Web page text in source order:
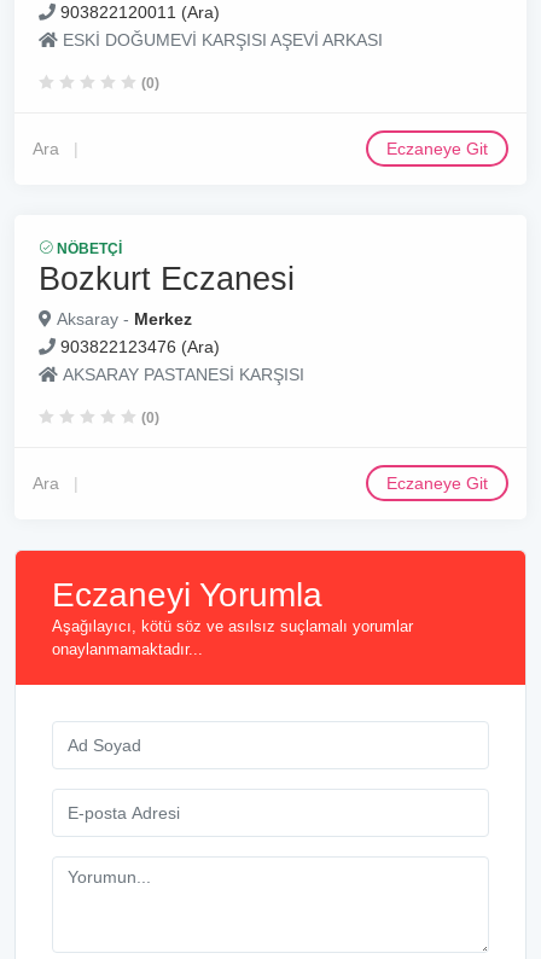
903822120011 (Ara)
ESKİ DOĞUMEVİ KARŞISI AŞEVİ ARKASI
(0)
Ara Eczaneye Git
NÖBETÇI
Bozkurt Eczanesi
Aksaray - Merkez
903822123476 (Ara)
AKSARAY PASTANESİ KARŞISI
(0)
Ara Eczaneye Git
Eczaneyi Yorumla
Aşağılayıcı, kötü söz ve asılsız suçlamalı yorumlar
onaylanmamaktadır...